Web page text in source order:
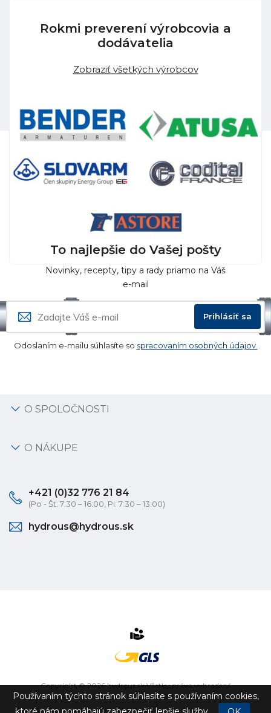
Rokmi preverení výrobcovia a
dodávatelia
Zobraziť všetkých výrobcov
To najlepšie do Vašej pošty
Novinky, recepty, tipy a rady priamo na Váš
e-mail
Prihlásiť sa
Odoslaním e-mailu súhlasíte so spracovaním osobných údajov.
O SPOLOČNOSTI
O NÁKUPE
+421 (0)32 776 21 84
(Po - Št: 7:30 – 16:00, Pi: 7:30 – 13:00)
hydrous@hydrous.sk
Copyright © 2026 hydrous.sk Všetky práva vyhradené
eshop na mieruvytvorilovibration.sk
Používaním týchto stránok súhlasíte s používaním cookies,